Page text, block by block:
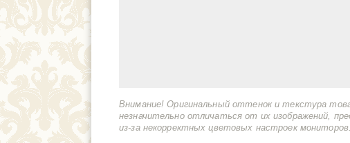
Внимание! Оригинальный оттенок и текстура
незначительно отличаться от их изображений,
из-за некорректных цветовых настроек мониторов.